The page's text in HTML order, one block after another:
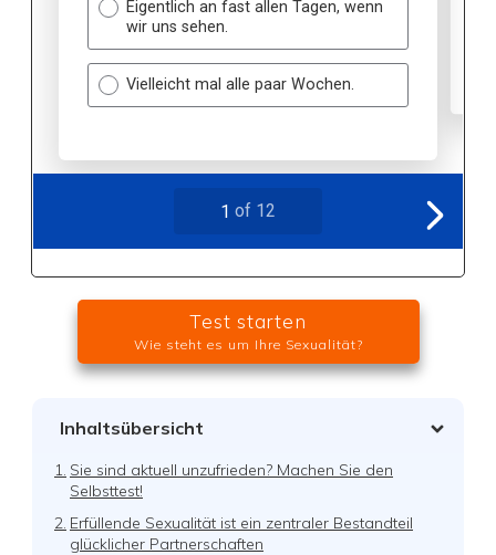
Test starten
Wie steht es um Ihre Sexualität?
Inhaltsübersicht
1. Sie sind aktuell unzufrieden? Machen Sie den
Selbsttest!
2. Erfüllende Sexualität ist ein zentraler Bestandteil
glücklicher Partnerschaften